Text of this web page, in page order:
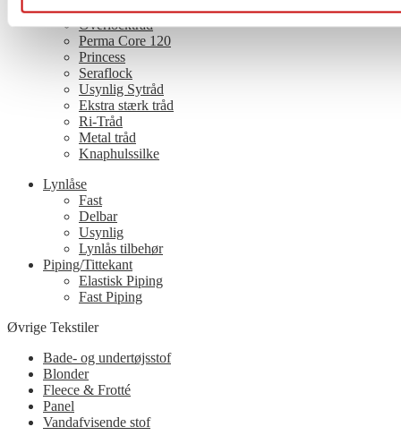
Multifarvet tråd
Overlocktråd
Perma Core 120
Princess
Seraflock
Usynlig Sytråd
Ekstra stærk tråd
Ri-Tråd
Metal tråd
Knaphulssilke
Lynlåse
Fast
Delbar
Usynlig
Lynlås tilbehør
Piping/Tittekant
Elastisk Piping
Fast Piping
Øvrige Tekstiler
Bade- og undertøjsstof
Blonder
Fleece & Frotté
Panel
Vandafvisende stof